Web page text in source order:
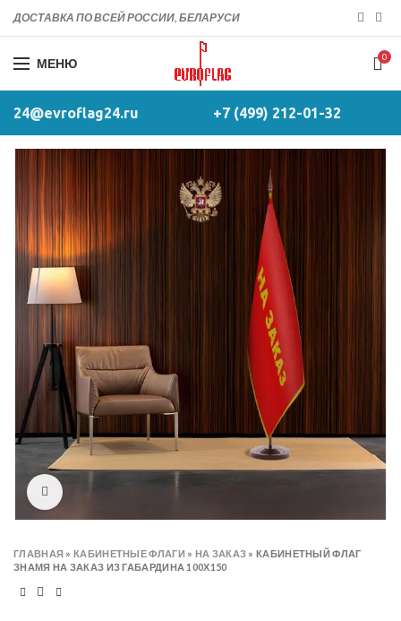
ДОСТАВКА ПО ВСЕЙ РОССИИ, БЕЛАРУСИ
МЕНЮ 0
24@evroflag24.ru +7 (499) 212-01-32
ГЛАВНАЯ »КАБИНЕТНЫЕ ФЛАГИ » НА ЗАКАЗ »КАБИНЕТНЫЙ ФЛАГ
ЗНАМЯ НА ЗАКАЗ ИЗ ГАБАРДИНА 100Х150